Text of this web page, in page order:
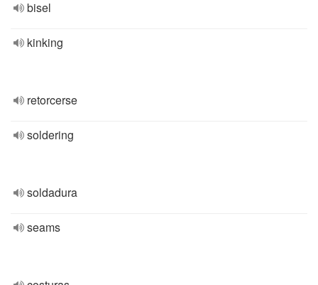
bisel
kinking
retorcerse
soldering
soldadura
seams